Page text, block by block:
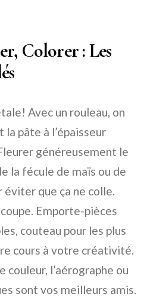
Colorer : Les
Avec un rouleau, on
pâte à l’épaisseur
généreusement le
la fécule de maïs ou de
que ça ne colle.
Emporte-pièces
couteau pour les plus
cours à votre créativité.
couleur, l’aérographe ou
sont vos meilleurs amis.